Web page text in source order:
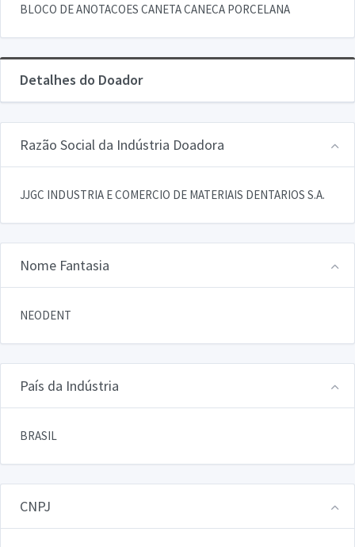
BLOCO DE ANOTACOES CANETA CANECA PORCELANA
Detalhes do Doador
Razão Social da Indústria Doadora
JJGC INDUSTRIA E COMERCIO DE MATERIAIS DENTARIOS S.A.
Nome Fantasia
NEODENT
País da Indústria
BRASIL
CNPJ